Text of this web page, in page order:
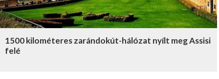
1500 kilométeres zarándokút-hálózat nyílt meg Assisi
felé